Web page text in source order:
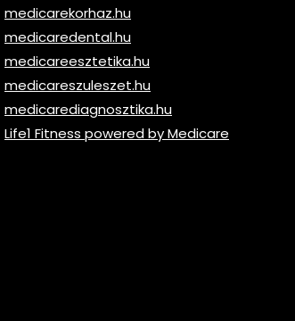
medicarekorhaz.hu
medicaredental.hu
medicareesztetika.hu
medicareszuleszet.hu
medicarediagnosztika.hu
Life1 Fitness powered by Medicare